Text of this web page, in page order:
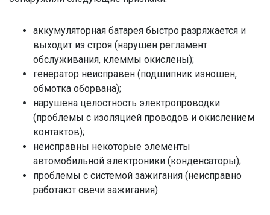
аккумуляторная батарея быстро разряжается и
выходит из строя (нарушен регламент
обслуживания, клеммы окислены);
генератор неисправен (подшипник изношен,
обмотка оборвана);
нарушена целостность электропроводки
(проблемы с изоляцией проводов и окислением
контактов);
неисправны некоторые элементы
автомобильной электроники (конденсаторы);
проблемы с системой зажигания (неисправно
работают свечи зажигания).